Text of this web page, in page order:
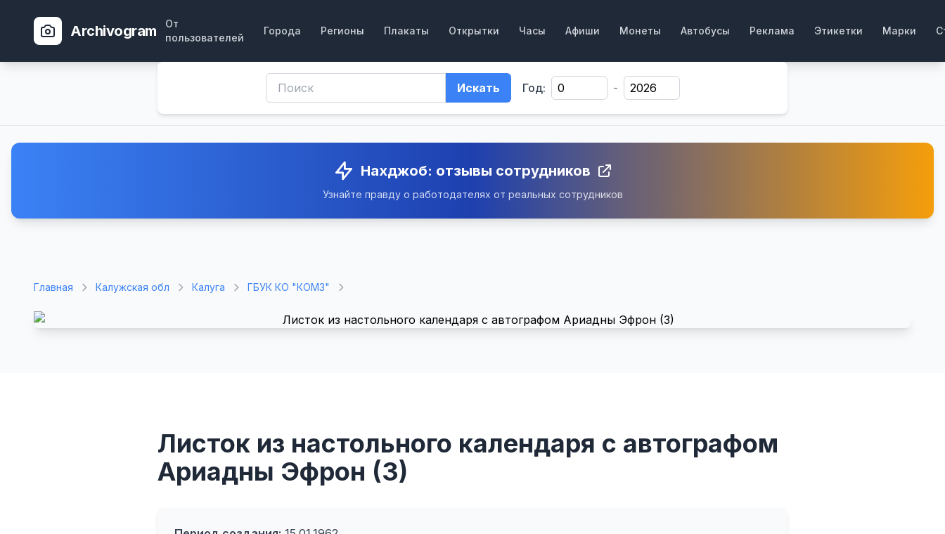
Archivogram
От
пользователей
Города Регионы Плакаты Открытки Часы Афиши Монеты Автобусы Реклама Этикетки Марки
Искать Год: -
Нахджоб: отзывы сотрудников
Узнайте правду о работодателях от реальных сотрудников
Главная Калужская обл Калуга ГБУК КО "КОМЗ"
Листок из настольного календаря с автографом
Ариадны Эфрон (3)